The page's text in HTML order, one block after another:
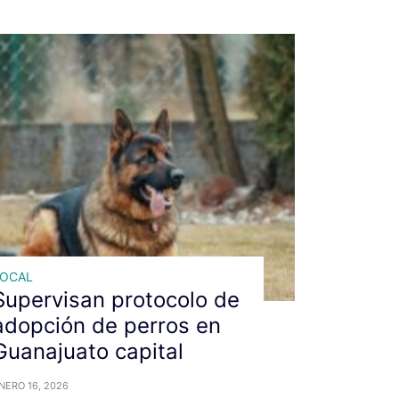
protocolo de
de perros en
capital
16, 2026